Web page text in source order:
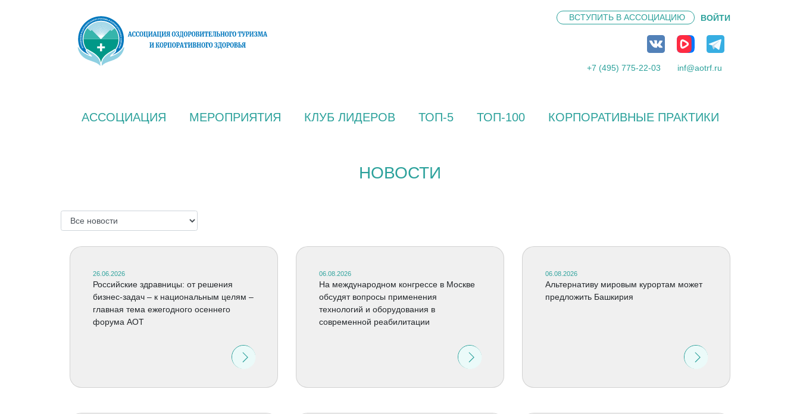
ВСТУПИТЬ В АССОЦИАЦИЮ ВОЙТИ
+7 (495) 775-22-03 inf@aotrf.ru
АССОЦИАЦИЯ МЕРОПРИЯТИЯ КЛУБ ЛИДЕРОВ ТОП-5 ТОП-100 КОРПОРАТИВНЫЕ ПРАКТИКИ
НОВОСТИ
26.06.2026
Российские здравницы: от решения
бизнес-задач – к национальным целям –
главная тема ежегодного осеннего
форума АОТ
06.08.2026
На международном конгрессе в Москве
обсудят вопросы применения
технологий и оборудования в
современной реабилитации
06.08.2026
Альтернативу мировым курортам может
предложить Башкирия